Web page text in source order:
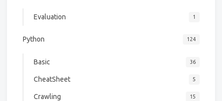
Evaluation 1
Python 124
Basic 36
CheatSheet 5
Crawling 15